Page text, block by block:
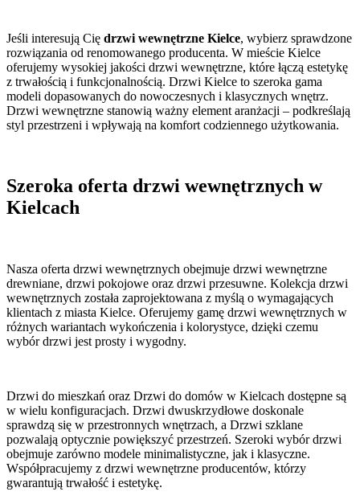
Jeśli interesują Cię drzwi wewnętrzne Kielce, wybierz sprawdzone
rozwiązania od renomowanego producenta. W mieście Kielce
oferujemy wysokiej jakości drzwi wewnętrzne, które łączą estetykę
z trwałością i funkcjonalnością. Drzwi Kielce to szeroka gama
modeli dopasowanych do nowoczesnych i klasycznych wnętrz.
Drzwi wewnętrzne stanowią ważny element aranżacji – podkreślają
styl przestrzeni i wpływają na komfort codziennego użytkowania.
Szeroka oferta drzwi wewnętrznych w
Kielcach
Nasza oferta drzwi wewnętrznych obejmuje drzwi wewnętrzne
drewniane, drzwi pokojowe oraz drzwi przesuwne. Kolekcja drzwi
wewnętrznych została zaprojektowana z myślą o wymagających
klientach z miasta Kielce. Oferujemy gamę drzwi wewnętrznych w
różnych wariantach wykończenia i kolorystyce, dzięki czemu
wybór drzwi jest prosty i wygodny.
Drzwi do mieszkań oraz Drzwi do domów w Kielcach dostępne są
w wielu konfiguracjach. Drzwi dwuskrzydłowe doskonale
sprawdzą się w przestronnych wnętrzach, a Drzwi szklane
pozwalają optycznie powiększyć przestrzeń. Szeroki wybór drzwi
obejmuje zarówno modele minimalistyczne, jak i klasyczne.
Współpracujemy z drzwi wewnętrzne producentów, którzy
gwarantują trwałość i estetykę.